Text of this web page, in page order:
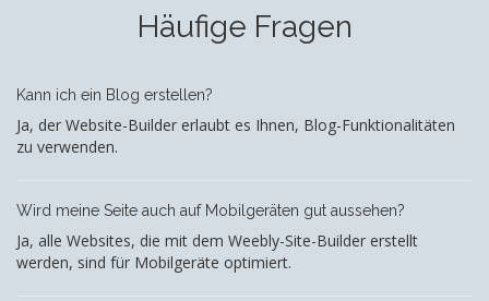
Häufige Fragen
Kann ich ein Blog erstellen?
Ja, der Website-Builder erlaubt es Ihnen, Blog-Funktionalitäten
zu verwenden.
Wird meine Seite auch auf Mobilgeräten gut aussehen?
Ja, alle Websites, die mit dem Weebly-Site-Builder erstellt
werden, sind für Mobilgeräte optimiert.